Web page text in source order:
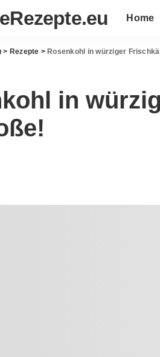
Home
> Rezepte > Rosenkohl in würziger
in